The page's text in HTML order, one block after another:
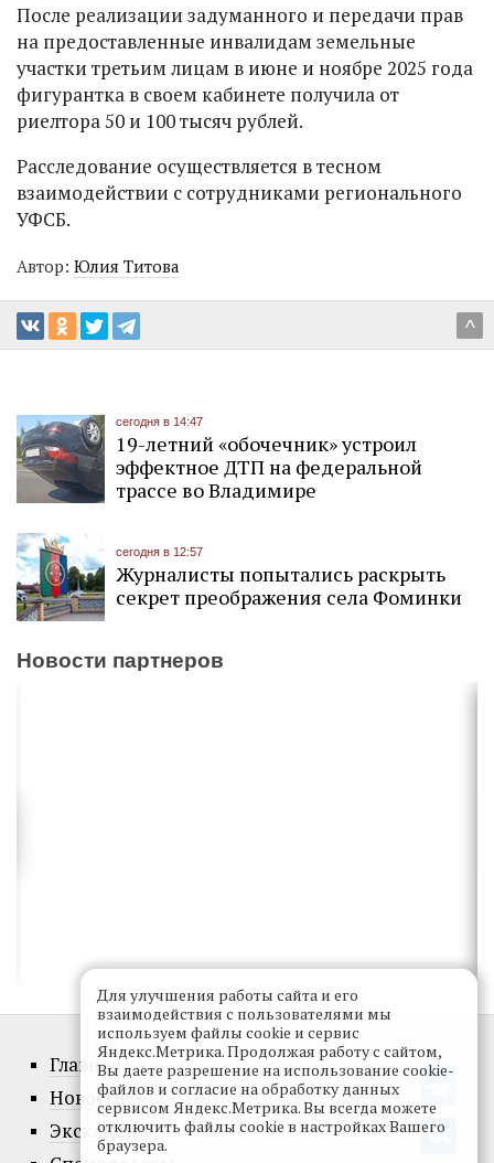
После реализации задуманного и передачи прав
на предоставленные инвалидам земельные
участки третьим лицам в июне и ноябре 2025 года
фигурантка в своем кабинете получила от
риелтора 50 и 100 тысяч рублей.
Расследование осуществляется в тесном
взаимодействии с сотрудниками регионального
УФСБ.
Автор: Юлия Титова
^
сегодня в 14:47
19-летний «обочечник» устроил
эффектное ДТП на федеральной
трассе во Владимире
сегодня в 12:57
Журналисты попытались раскрыть
секрет преображения села Фоминки
Новости партнеров
Главное
Новости
Эксклюзив
Для улучшения работы сайта и его
взаимодействия с пользователями мы
используем файлы cookie и сервис
Яндекс.Метрика. Продолжая работу с сайтом,
Вы даете разрешение на использование cookie-
файлов и согласие на обработку данных
сервисом Яндекс.Метрика. Вы всегда можете
отключить файлы cookie в настройках Вашего
браузера.